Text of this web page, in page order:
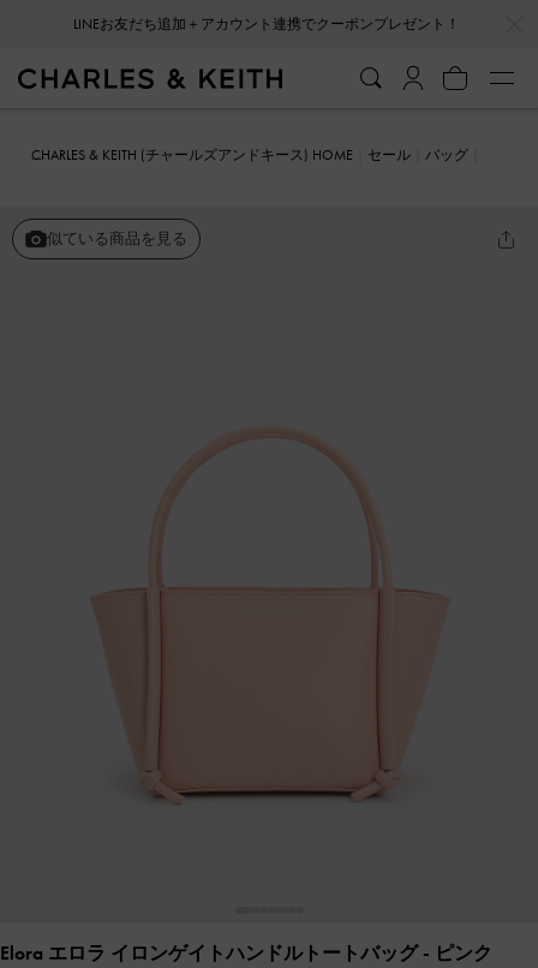
LINEお友だち追加＋アカウント連携でクーポンプレゼント！
CHARLES & KEITH (チャールズアンドキース) HOME セール
バッグ
似ている商品を見る
Elora エロラ イロンゲイトハンドルトートバッグ- ピンク